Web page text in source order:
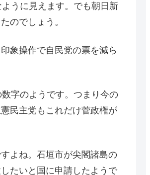
うに見えます。でも朝日新
のでしょう。
象操作で自民党の票を減ら
字のようです。つまり今の
民主党もこれだけ菅政権が
よね。石垣市が尖閣諸島の
たいと国に申請したようで